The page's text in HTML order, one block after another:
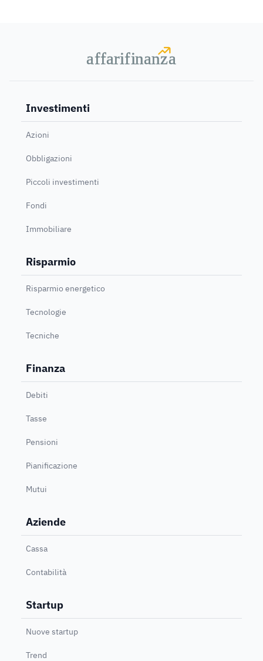
affarifinanza
affarifinanza
Investimenti
Azioni
Obbligazioni
Piccoli investimenti
Fondi
Immobiliare
Risparmio
Risparmio energetico
Tecnologie
Tecniche
Finanza
Debiti
Tasse
Pensioni
Pianificazione
Mutui
Aziende
Cassa
Contabilità
Startup
Nuove startup
Trend